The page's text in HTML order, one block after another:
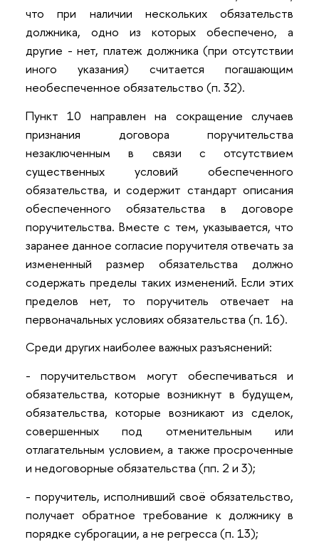
что при наличии нескольких обязательств
должника, одно из которых обеспечено, а
другие - нет, платеж должника (при отсутствии
иного указания) считается погашающим
необеспеченное обязательство (п. 32).
Пункт 10 направлен на сокращение случаев
признания договора поручительства
незаключенным в связи с отсутствием
существенных условий обеспеченного
обязательства, и содержит стандарт описания
обеспеченного обязательства в договоре
поручительства. Вместе с тем, указывается, что
заранее данное согласие поручителя отвечать за
измененный размер обязательства должно
содержать пределы таких изменений. Если этих
пределов нет, то поручитель отвечает на
первоначальных условиях обязательства (п. 16).
Среди других наиболее важных разъяснений:
- поручительством могут обеспечиваться и
обязательства, которые возникнут в будущем,
обязательства, которые возникают из сделок,
совершенных под отменительным или
отлагательным условием, а также просроченные
и недоговорные обязательства (пп. 2 и 3);
- поручитель, исполнивший своё обязательство,
получает обратное требование к должнику в
порядке суброгации, а не регресса (п. 13);